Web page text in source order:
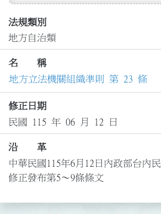
法規類別
地方自治類
名 稱
地方立法機關組織準則 第 23 條
修正日期
民國 115 年 06 月 12 日
沿 革
中華民國115年6月12日內政部台內
修正發布第5～9條條文